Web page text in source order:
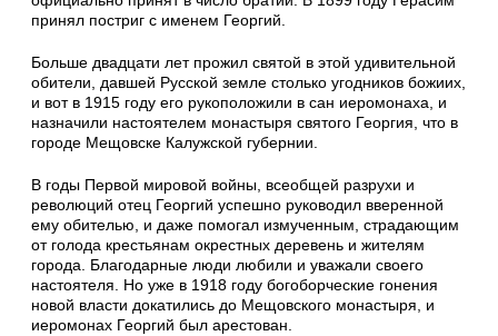
принял постриг с именем Георгий.
Больше двадцати лет прожил святой в этой удивительной
обители, давшей Русской земле столько угодников божиих,
и вот в 1915 году его рукоположили в сан иеромонаха, и
назначили настоятелем монастыря святого Георгия, что в
городе Мещовске Калужской губернии.
В годы Первой мировой войны, всеобщей разрухи и
революций отец Георгий успешно руководил вверенной
ему обителью, и даже помогал измученным, страдающим
от голода крестьянам окрестных деревень и жителям
города. Благодарные люди любили и уважали своего
настоятеля. Но уже в 1918 году богоборческие гонения
новой власти докатились до Мещовского монастыря, и
иеромонах Георгий был арестован.